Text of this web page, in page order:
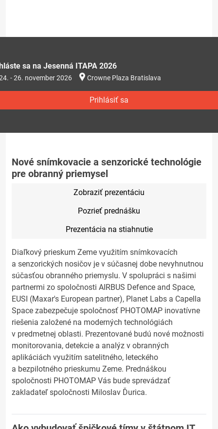
sa na Jesenná ITAPA 2026
- 26. november 2026 Crowne Plaza Bratislava
Prihlásiť sa
Nové snímkovacie a senzorické technológie
pre obranný priemysel
Zobraziť prezentáciu
Pozrieť prednášku
Prezentácia na stiahnutie
Diaľkový prieskum Zeme využitím snímkovacích
a senzorických nosičov je v súčasnej dobe nevyhnutnou
súčasťou obranného priemyslu. V spolupráci s našimi
partnermi zo spoločnosti AIRBUS Defence and Space,
EUSI (Maxar's European partner), Planet Labs a Capella
Space zabezpečuje spoločnosť PHOTOMAP inovatívne
riešenia založené na moderných technológiách
v predmetnej oblasti. Prezentované budú nové možnosti
monitorovania, detekcie a analýz v obranných
aplikáciách využitím satelitného, leteckého
a bezpilotného prieskumu Zeme. Prednáškou
spoločnosti PHOTOMAP Vás bude sprevádzať
zakladateľ spoločnosti Miloslav Ďurica.